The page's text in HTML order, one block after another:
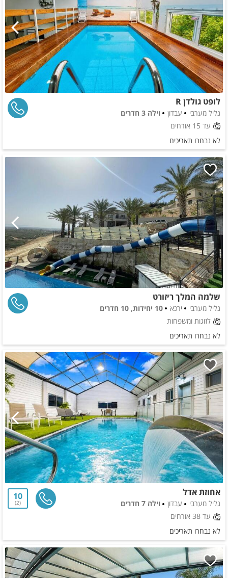
לופט גולדן R
גליל מערבי עבדון
וילה 3 חדרים
עד 15 אורחים
לא נבחרו תאריכים
שלמה המלך ריזורט
גליל מערבי ירכא
10 יחידות, 10 חדרים
לזוגות ומשפחות
לא נבחרו תאריכים
אחוזת אדל
גליל מערבי עבדון
וילה 7 חדרים
עד 38 אורחים
10
2
לא נבחרו תאריכים